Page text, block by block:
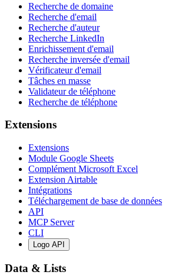
Recherche de domaine
Recherche d'email
Recherche d'auteur
Recherche LinkedIn
Enrichissement d'email
Recherche inversée d'email
Vérificateur d'email
Tâches en masse
Validateur de téléphone
Recherche de téléphone
Extensions
Extensions
Module Google Sheets
Complément Microsoft Excel
Extension Airtable
Intégrations
Téléchargement de base de données
API
MCP Server
CLI
Logo API
Data & Lists